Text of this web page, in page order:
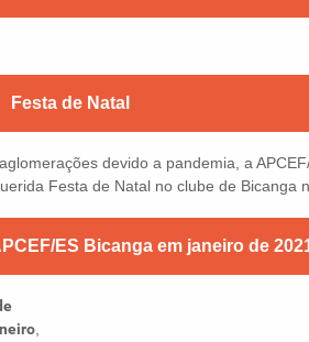
Festa de Natal
devido a pandemia, a
Festa de Natal no clube de Bicanga
ES Bicanga em janeiro de
,